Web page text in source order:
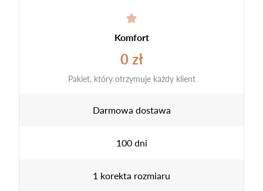
Komfort
0 zł
Pakiet, który otrzymuje każdy klient
Darmowa dostawa
100 dni
1 korekta rozmiaru